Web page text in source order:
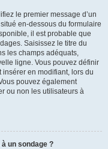
le premier message d’un
en-dessous du formulaire
il est probable que
Saisissez le titre du
les champs adéquats,
ligne. Vous pouvez définir
insérer en modifiant, lors du
pouvez également
ou non les utilisateurs à
un sondage ?